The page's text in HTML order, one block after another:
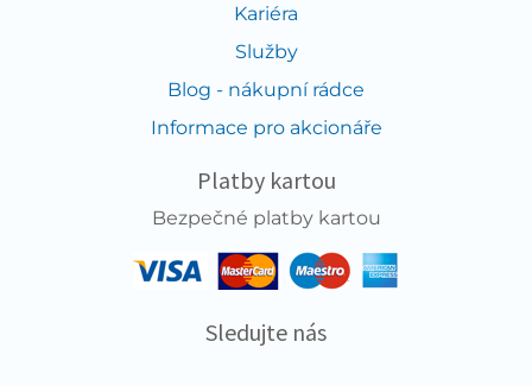
Kariéra
Služby
Blog - nákupní rádce
Informace pro akcionáře
Platby kartou
Bezpečné platby kartou
Sledujte nás